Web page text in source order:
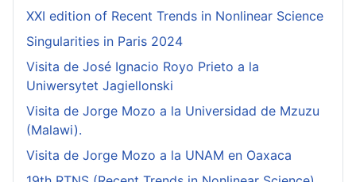
XXI edition of Recent Trends in Nonlinear Science
Singularities in Paris 2024
Visita de José Ignacio Royo Prieto a la
Uniwersytet Jagiellonski
Visita de Jorge Mozo a la Universidad de Mzuzu
(Malawi).
Visita de Jorge Mozo a la UNAM en Oaxaca